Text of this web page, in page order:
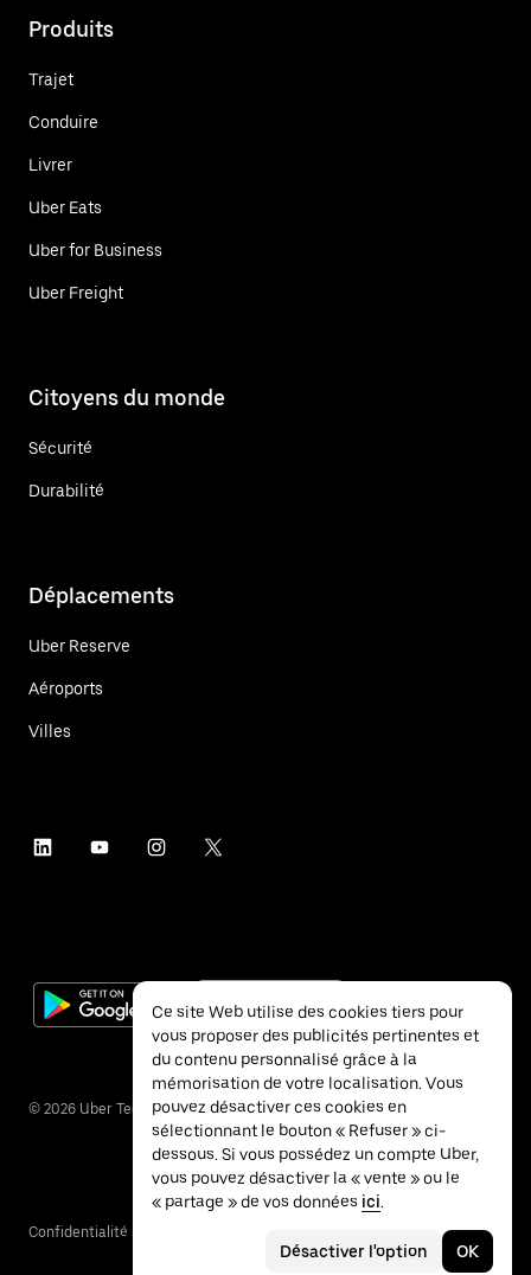
Produits
Trajet
Conduire
Livrer
Uber Eats
Uber for Business
Uber Freight
Citoyens du monde
Sécurité
Durabilité
Déplacements
Uber Reserve
Aéroports
Villes
© 2026 Uber Technologies Inc.
Confidentialité
Ce site Web utilise des cookies tiers pour
vous proposer des publicités pertinentes et
du contenu personnalisé grâce à la
mémorisation de votre localisation. Vous
pouvez désactiver ces cookies en
sélectionnant le bouton « Refuser » ci-
dessous. Si vous possédez un compte Uber,
vous pouvez désactiver la « vente » ou le
« partage » de vos données ici.
Désactiver l'option OK